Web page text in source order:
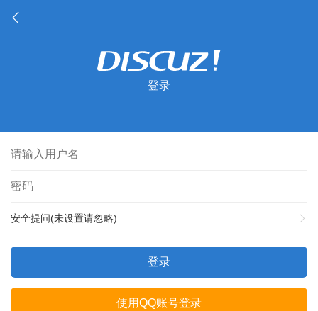
登录
安全提问(未设置请忽略)
登录
使用QQ账号登录